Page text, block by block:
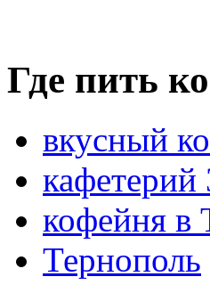
Где пить
вкусный
кафетерий
кофейня в
Тернополь